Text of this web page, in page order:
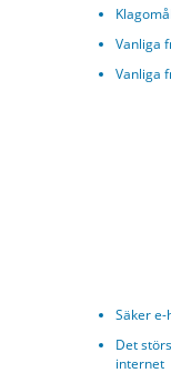
Klagomål
Vanliga
Vanliga
Säker e-
Det
internet